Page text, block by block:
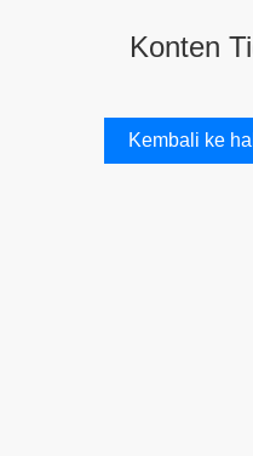
Konten
Kembali ke